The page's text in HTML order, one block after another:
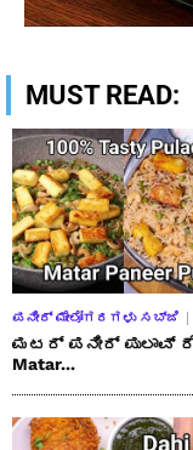
MUST READ:
ಪನೀರ್ ಮೇಲೋಗರಗಳು ಸಬ್ಜಿ
ಮಟರ್ ಪನೀರ್ ಪುಲಾವ್
Matar...